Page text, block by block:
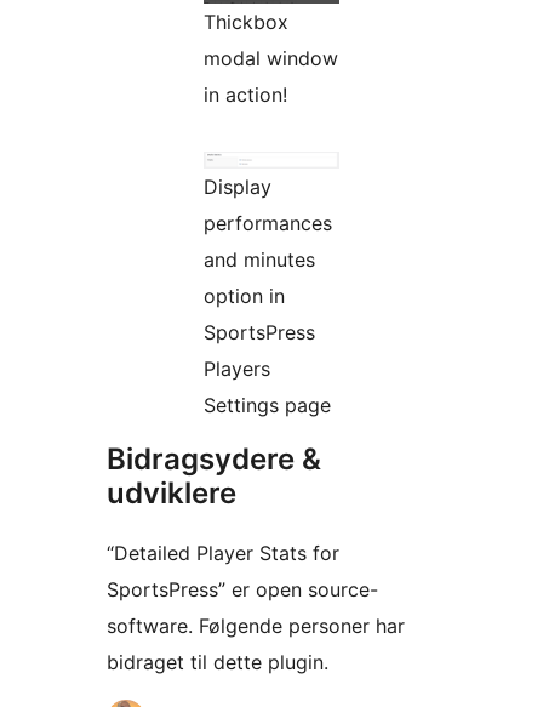
Thickbox
modal window
in action!
Display
performances
and minutes
option in
SportsPress
Players
Settings page
Bidragsydere &
udviklere
“Detailed Player Stats for
SportsPress” er open source-
software. Følgende personer har
bidraget til dette plugin.